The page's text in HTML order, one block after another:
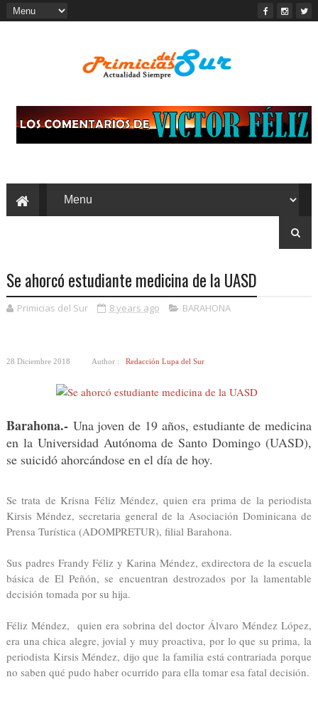
Se ahorcó estudiante medicina de la UASD
Primicias del Sur 8 years ago BARAHONA
28 Diciembre 2018 Author : Redacción Lupa del Sur
Barahona.-Una joven de 19 años, estudiante de medicina
en la Universidad Autónoma de Santo Domingo (UASD),
se suicidó ahorcándose en el día de hoy.
Se trata de Krisna Féliz Méndez, quien era prima de la periodista
Kirsis Méndez, secretaria general de la Asociación Dominicana de
Prensa Turística (ADOMPRETUR), filial Barahona.
Sus padres Frandy Féliz y Karina Méndez, exdirectora de la escuela
básica de El Peñón, se encuentran destrozados por la lamentable
decisión tomada por su hija.
Féliz Méndez, quien era sobrina del doctor Álvaro Méndez López,
era una chica alegre, jovial y muy proactiva, por lo que su prima, la
periodista Kirsis Méndez, dijo que la familia está contrariada porque
no saben qué pudo haber ocurrido para ella tomar esa fatal decisión.